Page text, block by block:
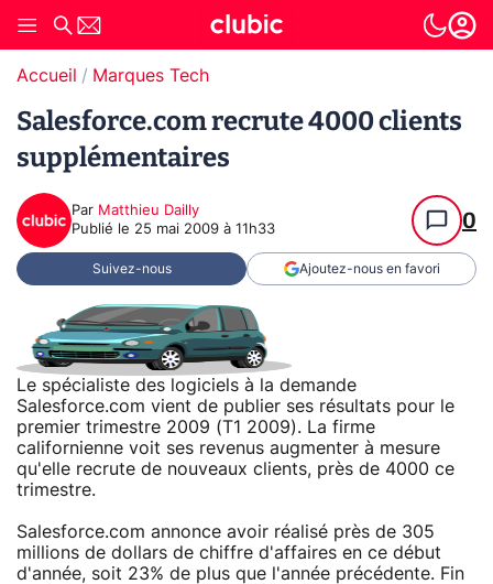
Accueil Marques Tech
Salesforce.com recrute 4000 clients
supplémentaires
Par Matthieu Dailly
Publié le 25 mai 2009 à 11h33 0
Suivez-nous Ajoutez-nous en favori
Le spécialiste des logiciels à la demande
Salesforce.com vient de publier ses résultats pour le
premier trimestre 2009 (T1 2009). La firme
californienne voit ses revenus augmenter à mesure
qu'elle recrute de nouveaux clients, près de 4000 ce
trimestre.
Salesforce.com annonce avoir réalisé près de 305
millions de dollars de chiffre d'affaires en ce début
d'année, soit 23% de plus que l'année précédente. Fin